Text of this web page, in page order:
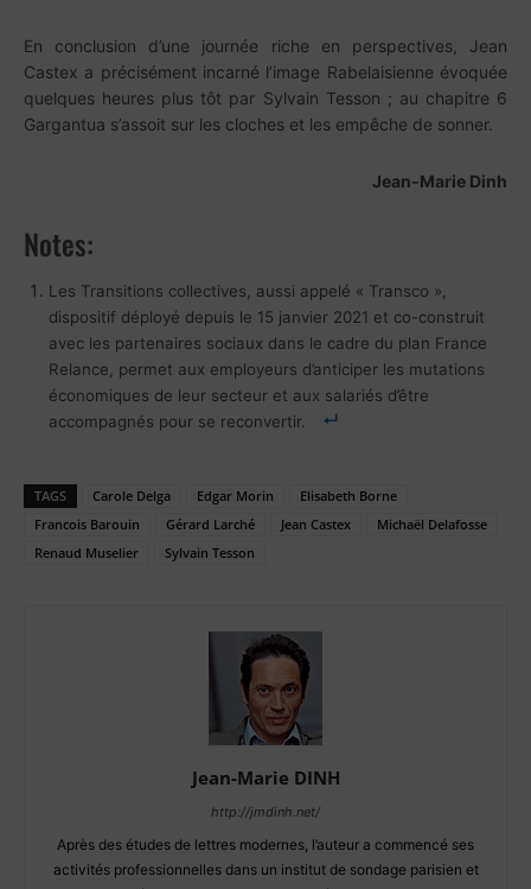
En conclusion d’une journée riche en perspectives, Jean
Castex a précisément incarné l’image Rabelaisienne évoquée
quelques heures plus tôt par Sylvain Tesson ; au chapitre 6
Gargantua s’assoit sur les cloches et les empêche de sonner.
Jean-Marie Dinh
Notes:
Les Transitions collectives, aussi appelé « Transco »,
dispositif déployé depuis le 15 janvier 2021 et co-construit
avec les partenaires sociaux dans le cadre du plan France
Relance, permet aux employeurs d’anticiper les mutations
économiques de leur secteur et aux salariés d’être
accompagnés pour se reconvertir.
TAGS Carole Delga Edgar Morin
Elisabeth Borne
Francois Barouin
Gérard Larché Jean Castex
Michaël Delafosse
Renaud Muselier
Sylvain Tesson
Jean-Marie DINH
http://jmdinh.net/
Après des études de lettres modernes, l’auteur a commencé ses
activités professionnelles dans un institut de sondage parisien et